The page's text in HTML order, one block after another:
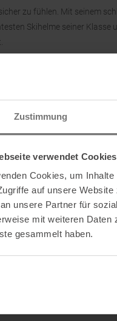
Zustimmung
verwendet Cookies
Cookies, um
auf unsere
unsere Partner für
mit weiteren Daten
gesammelt haben.
zu fühlen. Mit seinem
Skihelme seiner
des Ganzhelmansatzes für
natürliche Belüftung.
Anpassungssystem
ermöglicht.
Obex Kommunikations-
Headset